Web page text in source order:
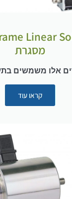
מסגרת
אלו משמשים
קראו עוד